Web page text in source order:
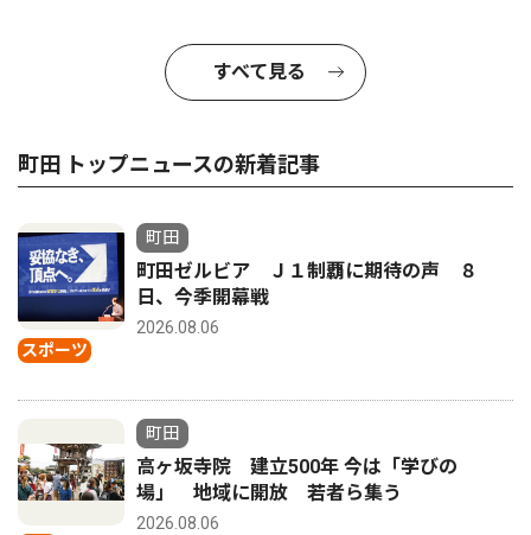
すべて見る
町田 トップニュースの新着記事
スポーツ
町田
町田ゼルビア Ｊ１制覇に期待の声 ８
日、今季開幕戦
2026.08.06
町田
高ヶ坂寺院 建立500年 今は「学びの
場」 地域に開放 若者ら集う
2026.08.06